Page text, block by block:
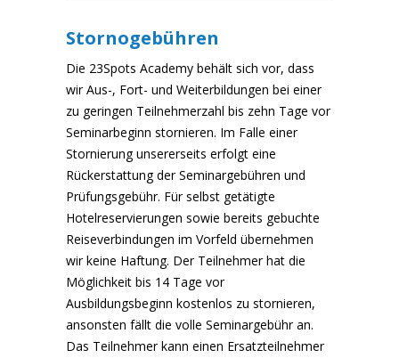
Stornogebühren
Die 23Spots Academy behält sich vor, dass
wir Aus-, Fort- und Weiterbildungen bei einer
zu geringen Teilnehmerzahl bis zehn Tage vor
Seminarbeginn stornieren. Im Falle einer
Stornierung unsererseits erfolgt eine
Rückerstattung der Seminargebühren und
Prüfungsgebühr. Für selbst getätigte
Hotelreservierungen sowie bereits gebuchte
Reiseverbindungen im Vorfeld übernehmen
wir keine Haftung. Der Teilnehmer hat die
Möglichkeit bis 14 Tage vor
Ausbildungsbeginn kostenlos zu stornieren,
ansonsten fällt die volle Seminargebühr an.
Das Teilnehmer kann einen Ersatzteilnehmer